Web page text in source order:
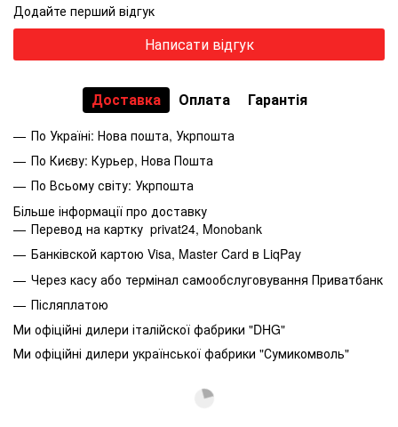
Додайте перший відгук
Написати відгук
Доставка Оплата Гарантія
По Україні: Нова пошта, Укрпошта
По Києву: Курьер, Нова Пошта
По Всьому світу: Укрпошта
Більше інформації про доставку
Перевод на картку privat24, Monobank
Банківской картою Visa, Master Card в LiqPay
Через касу або термінал самообслуговування Приватбанк
Післяплатою
Ми офіційні дилери італійскої фабрики "DHG"
Ми офіційні дилери української фабрики "Сумикомволь"